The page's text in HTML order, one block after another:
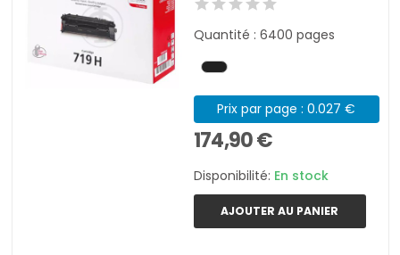
Quantité : 6400 pages
Prix par page : 0.027 €
174,90 €
Disponibilité: En stock
AJOUTER AU PANIER